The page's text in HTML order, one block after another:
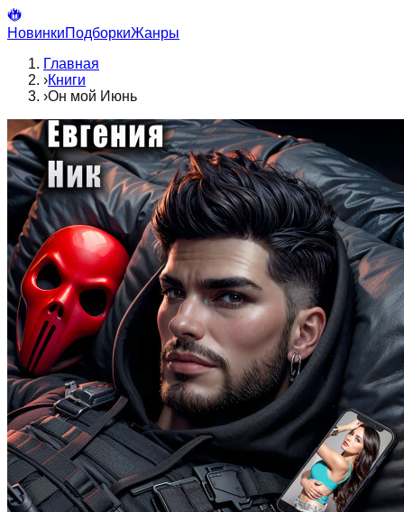
НовинкиПодборкиЖанры
Главная
›Книги
›Он мой Июнь